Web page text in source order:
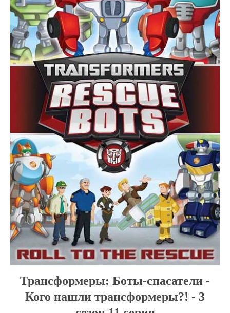
Трансформеры: Боты-спасатели -
Кого нашли трансформеры?! - 3